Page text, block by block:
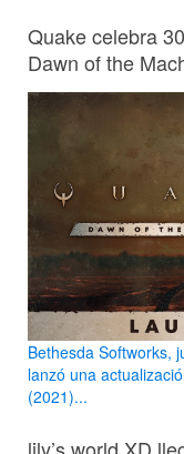
Quake celebra
Dawn of the
Bethesda Softworks,
lanzó una
(2021)...
lily’s world XD